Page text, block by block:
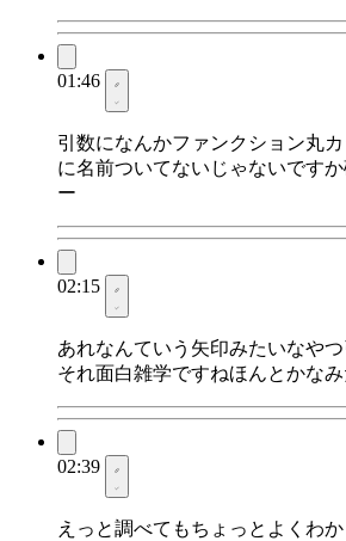
01:46
引数になんかファンクション丸
に名前ついてないじゃないです
ー
02:15
あれなんていう矢印みたいなや
それ面白雑学ですねほんとかな
02:39
えっと調べてもちょっとよくわ